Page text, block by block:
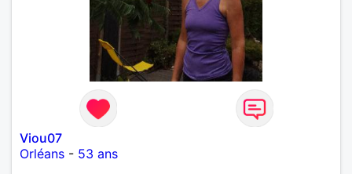
Viou07
Orléans - 53 ans